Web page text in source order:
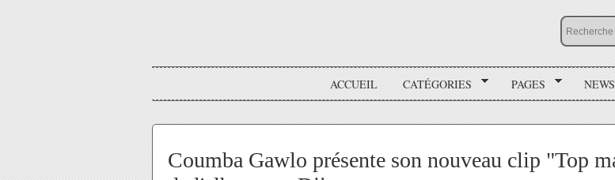
ACCUEIL CATÉGORIES PAGES
Coumba Gawlo présente son nouveau clip "Top